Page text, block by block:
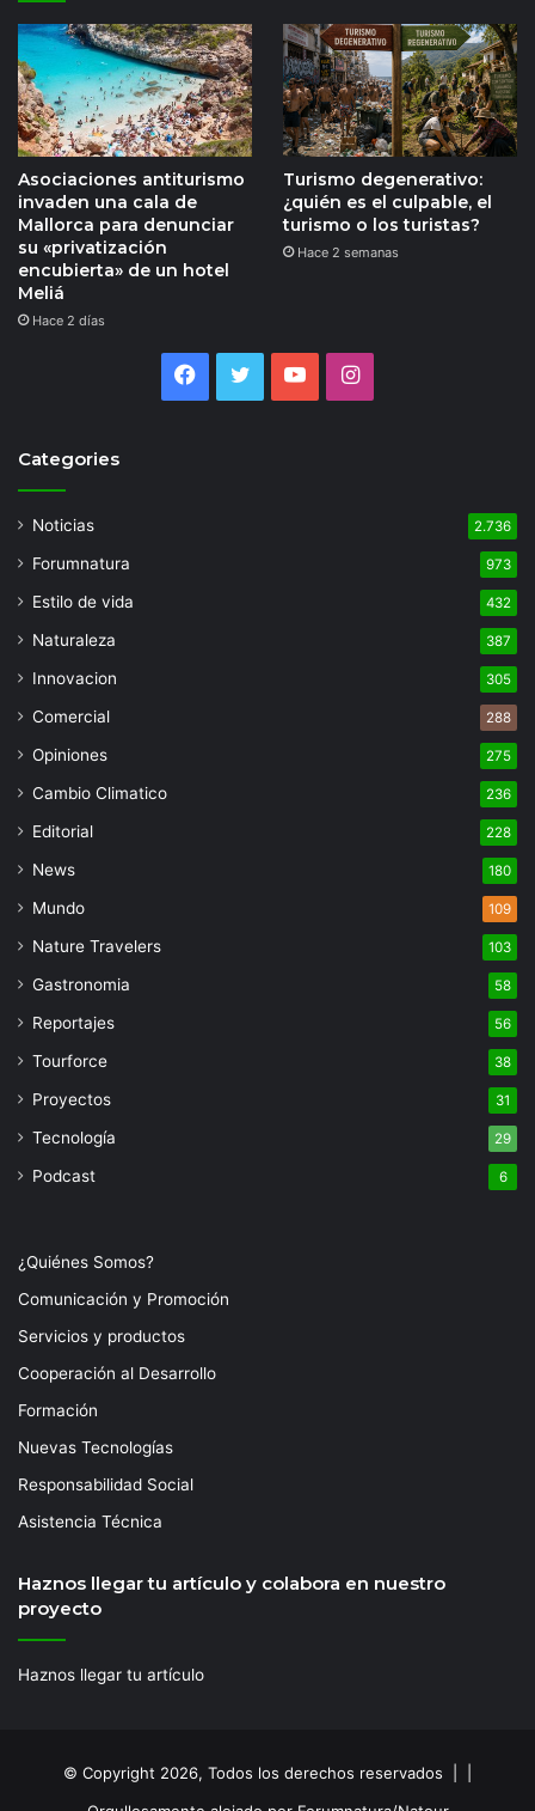
Asociaciones antiturismo
invaden una cala de
Mallorca para denunciar
su «privatización
encubierta» de un hotel
Meliá
Hace 2 días
Turismo degenerativo:
¿quién es el culpable, el
turismo o los turistas?
Hace 2 semanas
Facebook
TwitterYouTubeInstagram
Categories
Noticias 2.736
Forumnatura 973
Estilo de vida 432
Naturaleza 387
Innovacion 305
Comercial 288
Opiniones 275
Cambio Climatico 236
Editorial 228
News 180
Mundo 109
Nature Travelers 103
Gastronomia 58
Reportajes 56
Tourforce 38
Proyectos 31
Tecnología 29
Podcast 6
¿Quiénes Somos?
Comunicación y Promoción
Servicios y productos
Cooperación al Desarrollo
Formación
Nuevas Tecnologías
Responsabilidad Social
Asistencia Técnica
Haznos llegar tu artículo y colabora en nuestro
proyecto
Haznos llegar tu artículo
© Copyright 2026, Todos los derechos reservados | |